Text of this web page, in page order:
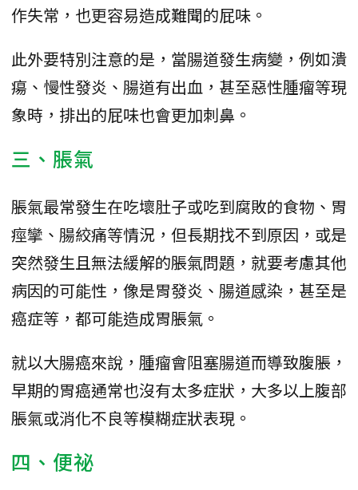
作失常，也更容易造成難聞的屁味。
此外要特別注意的是，當腸道發生病變，例如潰
瘍、慢性發炎、腸道有出血，甚至惡性腫瘤等現
象時，排出的屁味也會更加刺鼻。
三、脹氣
脹氣最常發生在吃壞肚子或吃到腐敗的食物、胃
痙攣、腸絞痛等情況，但長期找不到原因，或是
突然發生且無法緩解的脹氣問題，就要考慮其他
病因的可能性，像是胃發炎、腸道感染，甚至是
癌症等，都可能造成胃脹氣。
就以大腸癌來說，腫瘤會阻塞腸道而導致腹脹，
早期的胃癌通常也沒有太多症狀，大多以上腹部
脹氣或消化不良等模糊症狀表現。
四、便祕